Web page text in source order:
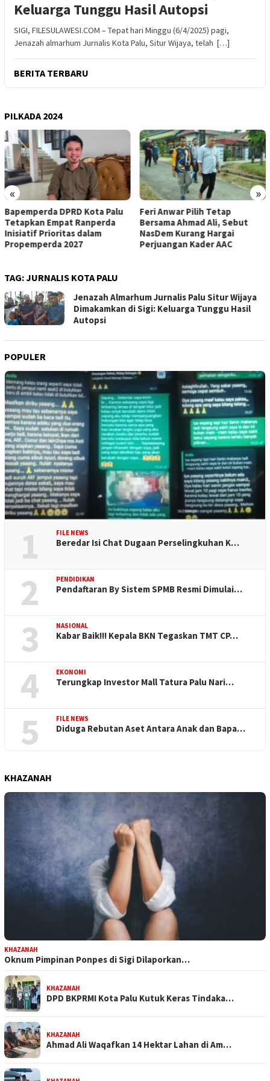
Keluarga Tunggu Hasil Autopsi
SIGI, FILESULAWESI.COM – Tepat hari Minggu (6/4/2025) pagi,
Jenazah almarhum Jurnalis Kota Palu, Situr Wijaya, telah […]
BERITA TERBARU
PILKADA 2024
« »
Feri Anwar Pilih Tetap
Bersama Ahmad Ali, Sebut
NasDem Kurang Hargai
Perjuangan Kader AAC
Pengurus Inti DPW Partai
Nasdem Sulteng Resmi
Mengundurkan Diri dari
Kepengurusan
TAG:JURNALIS KOTA PALU
Jenazah Almarhum Jurnalis Palu Situr Wijaya
Dimakamkan di Sigi: Keluarga Tunggu Hasil
Autopsi
POPULER
1 FILE NEWS
Beredar Isi Chat Dugaan Perselingkuhan K…
2 PENDIDIKAN
Pendaftaran By Sistem SPMB Resmi Dimulai…
3 NASIONAL
Kabar Baik!!! Kepala BKN Tegaskan TMT CP…
4 EKONOMI
Terungkap Investor Mall Tatura Palu Nari…
5 FILE NEWS
Diduga Rebutan Aset Antara Anak dan Bapa…
KHAZANAH
KHAZANAH
Oknum Pimpinan Ponpes di Sigi Dilaporkan…
KHAZANAH
DPD BKPRMI Kota Palu Kutuk Keras Tindaka…
KHAZANAH
Ahmad Ali Waqafkan 14 Hektar Lahan di Am…